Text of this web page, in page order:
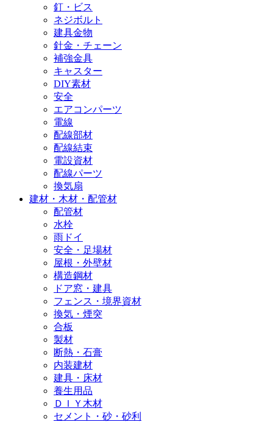
釘・ビス
ネジボルト
建具金物
針金・チェーン
補強金具
キャスター
DIY素材
安全
エアコンパーツ
電線
配線部材
配線結束
電設資材
配線パーツ
換気扇
建材・木材・配管材
配管材
水栓
雨ドイ
安全・足場材
屋根・外壁材
構造鋼材
ドア窓・建具
フェンス・境界資材
換気・煙突
合板
製材
断熱・石膏
内装建材
建具・床材
養生用品
ＤＩＹ木材
セメント・砂・砂利